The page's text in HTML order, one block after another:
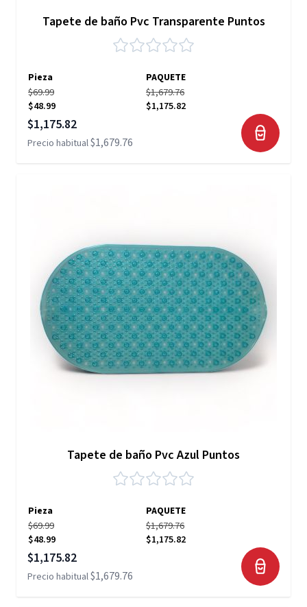
Tapete de baño Pvc Transparente Puntos
Pieza
PAQUETE
$69.99
$48.99
$1,679.76
$1,175.82
Precio especial
$1,175.82
Precio habitual$1,679.76
Tapete de baño Pvc Azul Puntos
Pieza
PAQUETE
$69.99
$48.99
$1,679.76
$1,175.82
Precio especial
$1,175.82
Precio habitual$1,679.76